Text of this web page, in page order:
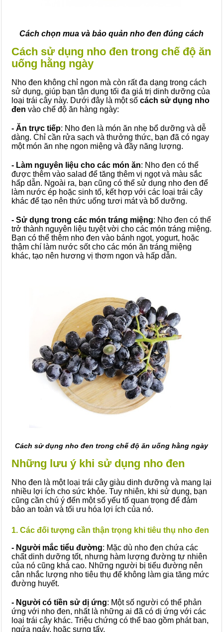
Cách chọn mua và bảo quản nho đen đúng cách
Cách sử dụng nho đen trong chế độ ăn
uống hằng ngày
Nho đen không chỉ ngon mà còn rất đa dạng trong cách
sử dụng, giúp bạn tận dụng tối đa giá trị dinh dưỡng của
loại trái cây này. Dưới đây là một số cách sử dụng nho
đen vào chế độ ăn hàng ngày:
- Ăn trực tiếp: Nho đen là món ăn nhẹ bổ dưỡng và dễ
dàng. Chỉ cần rửa sạch và thưởng thức, bạn đã có ngay
một món ăn nhẹ ngon miệng và đầy năng lượng.
- Làm nguyên liệu cho các món ăn: Nho đen có thể
được thêm vào salad để tăng thêm vị ngọt và màu sắc
hấp dẫn. Ngoài ra, bạn cũng có thể sử dụng nho đen để
làm nước ép hoặc sinh tố, kết hợp với các loại trái cây
khác để tạo nên thức uống tươi mát và bổ dưỡng.
- Sử dụng trong các món tráng miệng: Nho đen có thể
trở thành nguyên liệu tuyệt vời cho các món tráng miệng.
Bạn có thể thêm nho đen vào bánh ngọt, yogurt, hoặc
thậm chí làm nước sốt cho các món ăn tráng miệng
khác, tạo nên hương vị thơm ngon và hấp dẫn.
Cách sử dụng nho đen trong chế độ ăn uống hằng ngày
Những lưu ý khi sử dụng nho đen
Nho đen là một loại trái cây giàu dinh dưỡng và mang lại
nhiều lợi ích cho sức khỏe. Tuy nhiên, khi sử dụng, bạn
cũng cần chú ý đến một số yếu tố quan trọng để đảm
bảo an toàn và tối ưu hóa lợi ích của nó.
1. Các đối tượng cần thận trọng khi tiêu thụ nho đen
- Người mắc tiểu đường: Mặc dù nho đen chứa các
chất dinh dưỡng tốt, nhưng hàm lượng đường tự nhiên
của nó cũng khá cao. Những người bị tiểu đường nên
cân nhắc lượng nho tiêu thụ để không làm gia tăng mức
đường huyết.
- Người có tiền sử dị ứng: Một số người có thể phản
ứng với nho đen, nhất là những ai đã có dị ứng với các
loại trái cây khác. Triệu chứng có thể bao gồm phát ban,
ngứa ngáy, hoặc sưng tấy.